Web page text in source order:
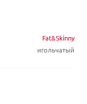
Fat&Skinny
игольчатый